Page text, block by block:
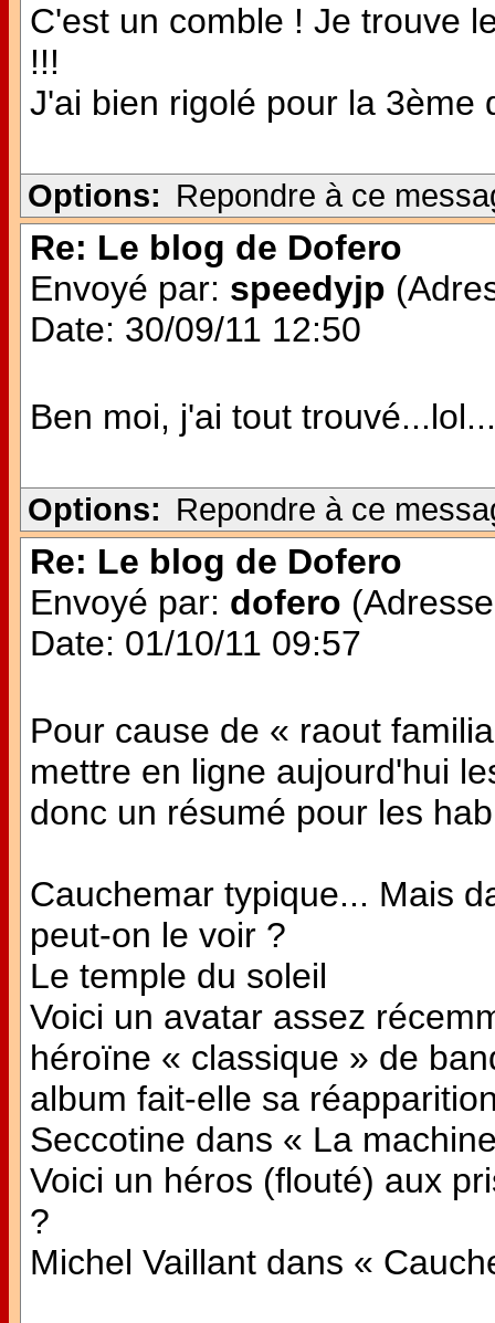
C'est un comble ! Je trouve
!!!
J'ai bien rigolé pour la 3ème
Options: Repondre à ce
Re: Le blog de Dofero
Envoyé par: speedyjp
Date: 30/09/11 12:50
Ben moi, j'ai tout
Options: Repondre à ce
Re: Le blog de Dofero
Envoyé par: dofero
Date: 01/10/11 09:57
Pour cause de « raout
mettre en ligne aujourd'hui
donc un résumé pour les
Cauchemar typique... Mais
peut-on le voir ?
Le temple du soleil
Voici un avatar assez
héroïne « classique » de
album fait-elle sa
Seccotine dans « La
Voici un héros (flouté) aux
?
Michel Vaillant dans «